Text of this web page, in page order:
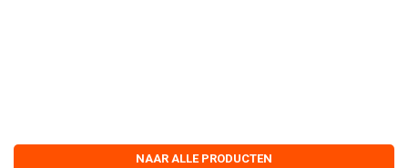
NAAR ALLE PRODUCTEN